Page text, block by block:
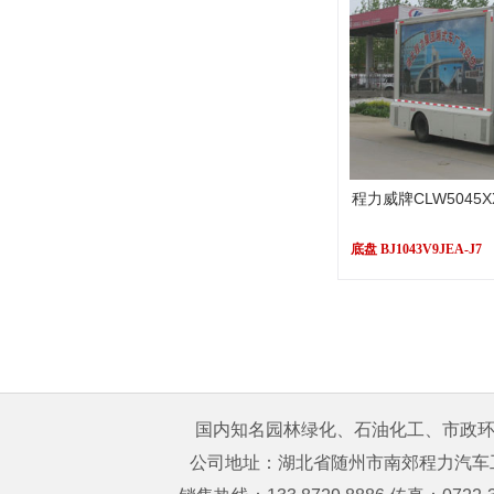
程力威牌
底盘 BJ1043V9JEA-J7
国内知名园林绿化、石油化工、市政
公司地址：湖北省随州市南郊程力汽